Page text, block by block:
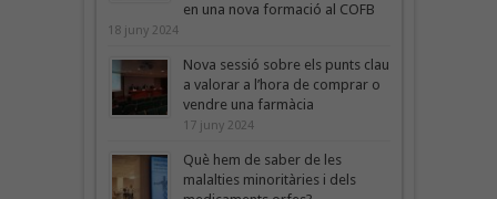
en una nova formació al COFB
18 juny 2024
Nova sessió sobre els punts clau
a valorar a l’hora de comprar o
vendre una farmàcia
17 juny 2024
Què hem de saber de les
malalties minoritàries i dels